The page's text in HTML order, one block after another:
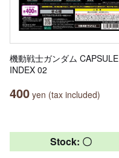
機動戦士ガンダム CAPSULE
INDEX 02
400 yen (tax included)
Stock: 〇